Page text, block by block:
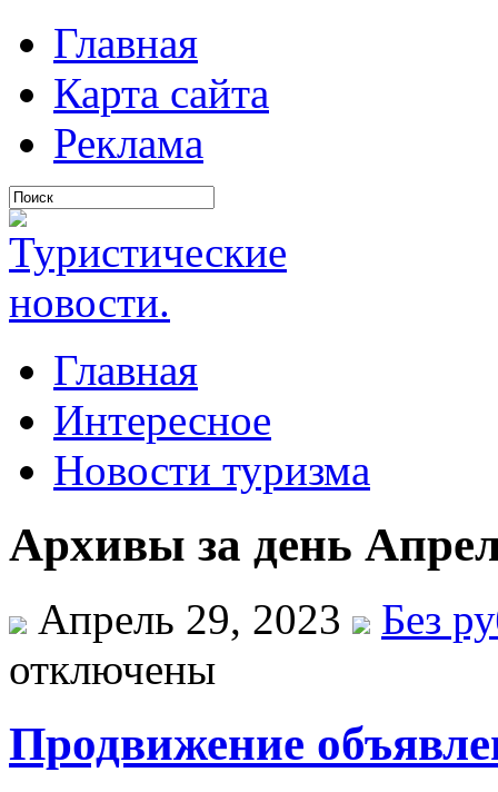
Главная
Карта сайта
Реклама
Главная
Интересное
Новости туризма
Архивы за день
Апрель 29, 2023
Без
отключены
Продвижение